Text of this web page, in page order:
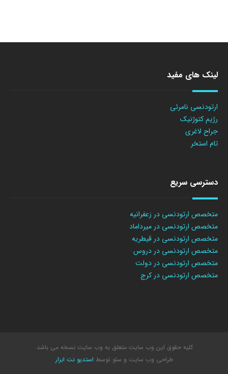
لینک های مفید
ارتودنسی نامرئی
رژیم کتوژنیک
جراح لاغری
تام استخر
دسترسی سریع
متخصص ارتودنسی در زعفرانیه
متخصص ارتودنسی در میرداماد
متخصص ارتودنسی در قیطریه
متخصص ارتودنسی در دروس
متخصص ارتودنسی در دولت
متخصص ارتودنسی در کرج
کلیه حقوق این وب سایت متعلق به وب سایت نسخه می باشد.
طراحی وب سایت و سئو توسط استدیو نت ابزار